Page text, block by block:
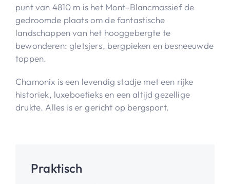
punt van 4810 m is het Mont-Blancmassief de
gedroomde plaats om de fantastische
landschappen van het hooggebergte te
bewonderen: gletsjers, bergpieken en besneeuwde
toppen.
Chamonix is een levendig stadje met een rijke
historiek, luxeboetieks en een altijd gezellige
drukte. Alles is er gericht op bergsport.
Praktisch